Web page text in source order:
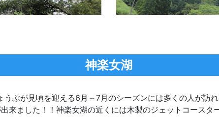
神楽女湖
うぶが見頃を迎える6月～7月のシーズンには多くの人が訪
来ました！！神楽女湖の近くには木製のジェットコース